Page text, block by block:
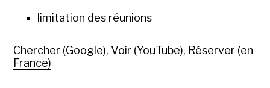
limitation des réunions
Chercher (Google), Voir (YouTube), Réserver (en
France)